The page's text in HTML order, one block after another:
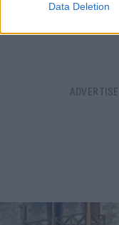
Data Deletion